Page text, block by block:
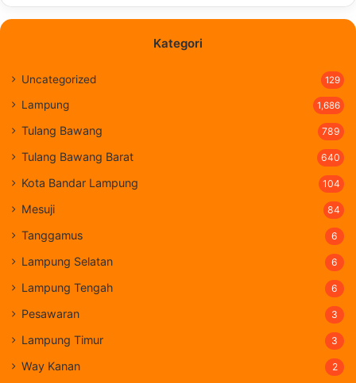
Kategori
Uncategorized 129
Lampung 1,686
Tulang Bawang 789
Tulang Bawang Barat 640
Kota Bandar Lampung 104
Mesuji 84
Tanggamus 6
Lampung Selatan 6
Lampung Tengah 6
Pesawaran 3
Lampung Timur 3
Way Kanan 2